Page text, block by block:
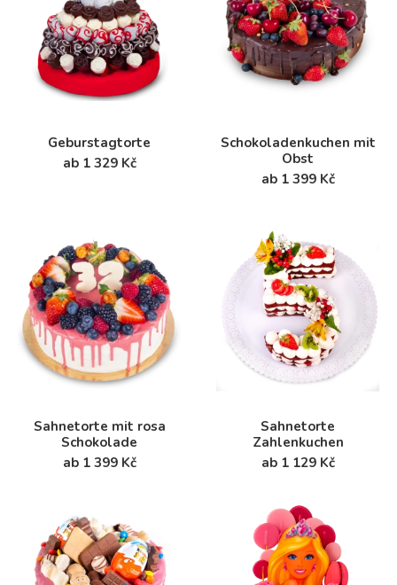
Geburstagtorte
ab 1 329 Kč
Schokoladenkuchen mit
Obst
ab 1 399 Kč
Sahnetorte mit rosa
Schokolade
ab 1 399 Kč
Sahnetorte
Zahlenkuchen
ab 1 129 Kč